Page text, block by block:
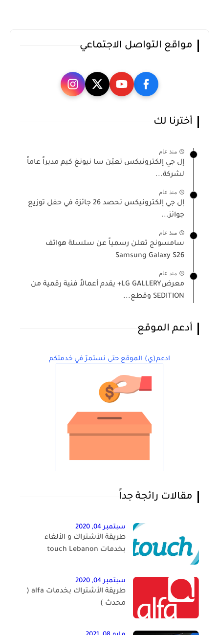
مواقع التواصل الاجتماعي
أخترنا لك
منذ عام
إل جي إلكترونيكس تعيّن سا نيونغ كيم مديراً عاماً
لشركة...
منذ عام
إل جي إلكترونيكس تحصد 26 جائزة في حفل توزيع
جوائز...
منذ عام
سامسونج تعلن رسمياً عن سلسلة هواتف
Samsung Galaxy S26
منذ عام
معرضLG GALLERY+ يقدم أعمالاً فنية رقمية من
SEDITION وقطع...
أدعم الموقع
ادعم(ي) الموقع حتى نستمرّ في خدمتكم
مقالات رائجة جداً
سبتمبر 04, 2020
طريقة الأشتراك و الألغاء
بخدمات touch Lebanon
سبتمبر 04, 2020
طريقة الأشتراك بخدمات alfa (
محدث )